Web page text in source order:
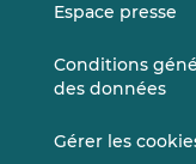
Espace presse
Conditions
des données
Gérer les